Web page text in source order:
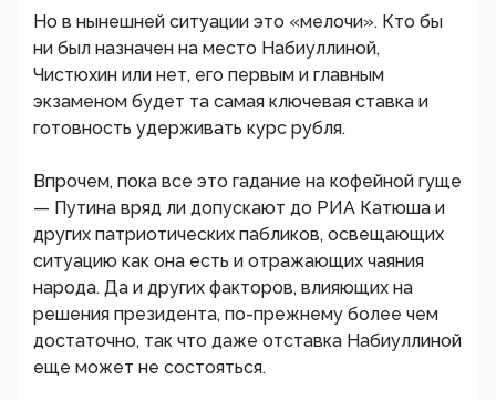
Но в нынешней ситуации это «мелочи». Кто бы
ни был назначен на место Набиуллиной,
Чистюхин или нет, его первым и главным
экзаменом будет та самая ключевая ставка и
готовность удерживать курс рубля.
Впрочем, пока все это гадание на кофейной гуще
— Путина вряд ли допускают до РИА Катюша и
других патриотических пабликов, освещающих
ситуацию как она есть и отражающих чаяния
народа. Да и других факторов, влияющих на
решения президента, по-прежнему более чем
достаточно, так что даже отставка Набиуллиной
еще может не состояться.